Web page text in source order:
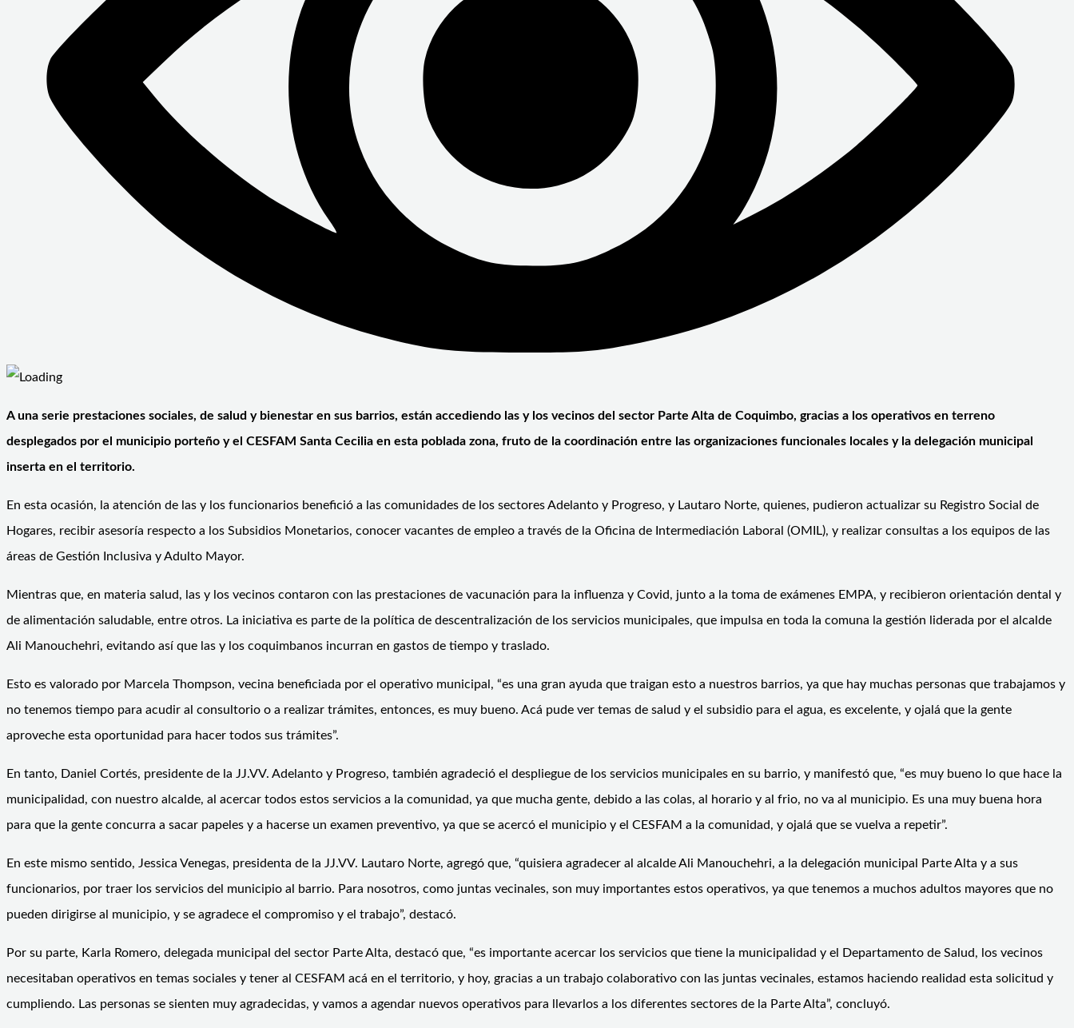
A una serie prestaciones sociales, de salud y bienestar en sus barrios, están accediendo las y los vecinos del sector Parte Alta de Coquimbo, gracias a los operativos en terreno
desplegados por el municipio porteño y el CESFAM Santa Cecilia en esta poblada zona, fruto de la coordinación entre las organizaciones funcionales locales y la delegación municipal
inserta en el territorio.
En esta ocasión, la atención de las y los funcionarios benefició a las comunidades de los sectores Adelanto y Progreso, y Lautaro Norte, quienes, pudieron actualizar su Registro Social de
Hogares, recibir asesoría respecto a los Subsidios Monetarios, conocer vacantes de empleo a través de la Oficina de Intermediación Laboral (OMIL), y realizar consultas a los equipos de las
áreas de Gestión Inclusiva y Adulto Mayor.
Mientras que, en materia salud, las y los vecinos contaron con las prestaciones de vacunación para la influenza y Covid, junto a la toma de exámenes EMPA, y recibieron orientación dental y
de alimentación saludable, entre otros. La iniciativa es parte de la política de descentralización de los servicios municipales, que impulsa en toda la comuna la gestión liderada por el alcalde
Ali Manouchehri, evitando así que las y los coquimbanos incurran en gastos de tiempo y traslado.
Esto es valorado por Marcela Thompson, vecina beneficiada por el operativo municipal, “es una gran ayuda que traigan esto a nuestros barrios, ya que hay muchas personas que trabajamos y
no tenemos tiempo para acudir al consultorio o a realizar trámites, entonces, es muy bueno. Acá pude ver temas de salud y el subsidio para el agua, es excelente, y ojalá que la gente
aproveche esta oportunidad para hacer todos sus trámites”.
En tanto, Daniel Cortés, presidente de la JJ.VV. Adelanto y Progreso, también agradeció el despliegue de los servicios municipales en su barrio, y manifestó que, “es muy bueno lo que hace la
municipalidad, con nuestro alcalde, al acercar todos estos servicios a la comunidad, ya que mucha gente, debido a las colas, al horario y al frio, no va al municipio. Es una muy buena hora
para que la gente concurra a sacar papeles y a hacerse un examen preventivo, ya que se acercó el municipio y el CESFAM a la comunidad, y ojalá que se vuelva a repetir”.
En este mismo sentido, Jessica Venegas, presidenta de la JJ.VV. Lautaro Norte, agregó que, “quisiera agradecer al alcalde Ali Manouchehri, a la delegación municipal Parte Alta y a sus
funcionarios, por traer los servicios del municipio al barrio. Para nosotros, como juntas vecinales, son muy importantes estos operativos, ya que tenemos a muchos adultos mayores que no
pueden dirigirse al municipio, y se agradece el compromiso y el trabajo”, destacó.
Por su parte, Karla Romero, delegada municipal del sector Parte Alta, destacó que, “es importante acercar los servicios que tiene la municipalidad y el Departamento de Salud, los vecinos
necesitaban operativos en temas sociales y tener al CESFAM acá en el territorio, y hoy, gracias a un trabajo colaborativo con las juntas vecinales, estamos haciendo realidad esta solicitud y
cumpliendo. Las personas se sienten muy agradecidas, y vamos a agendar nuevos operativos para llevarlos a los diferentes sectores de la Parte Alta”, concluyó.